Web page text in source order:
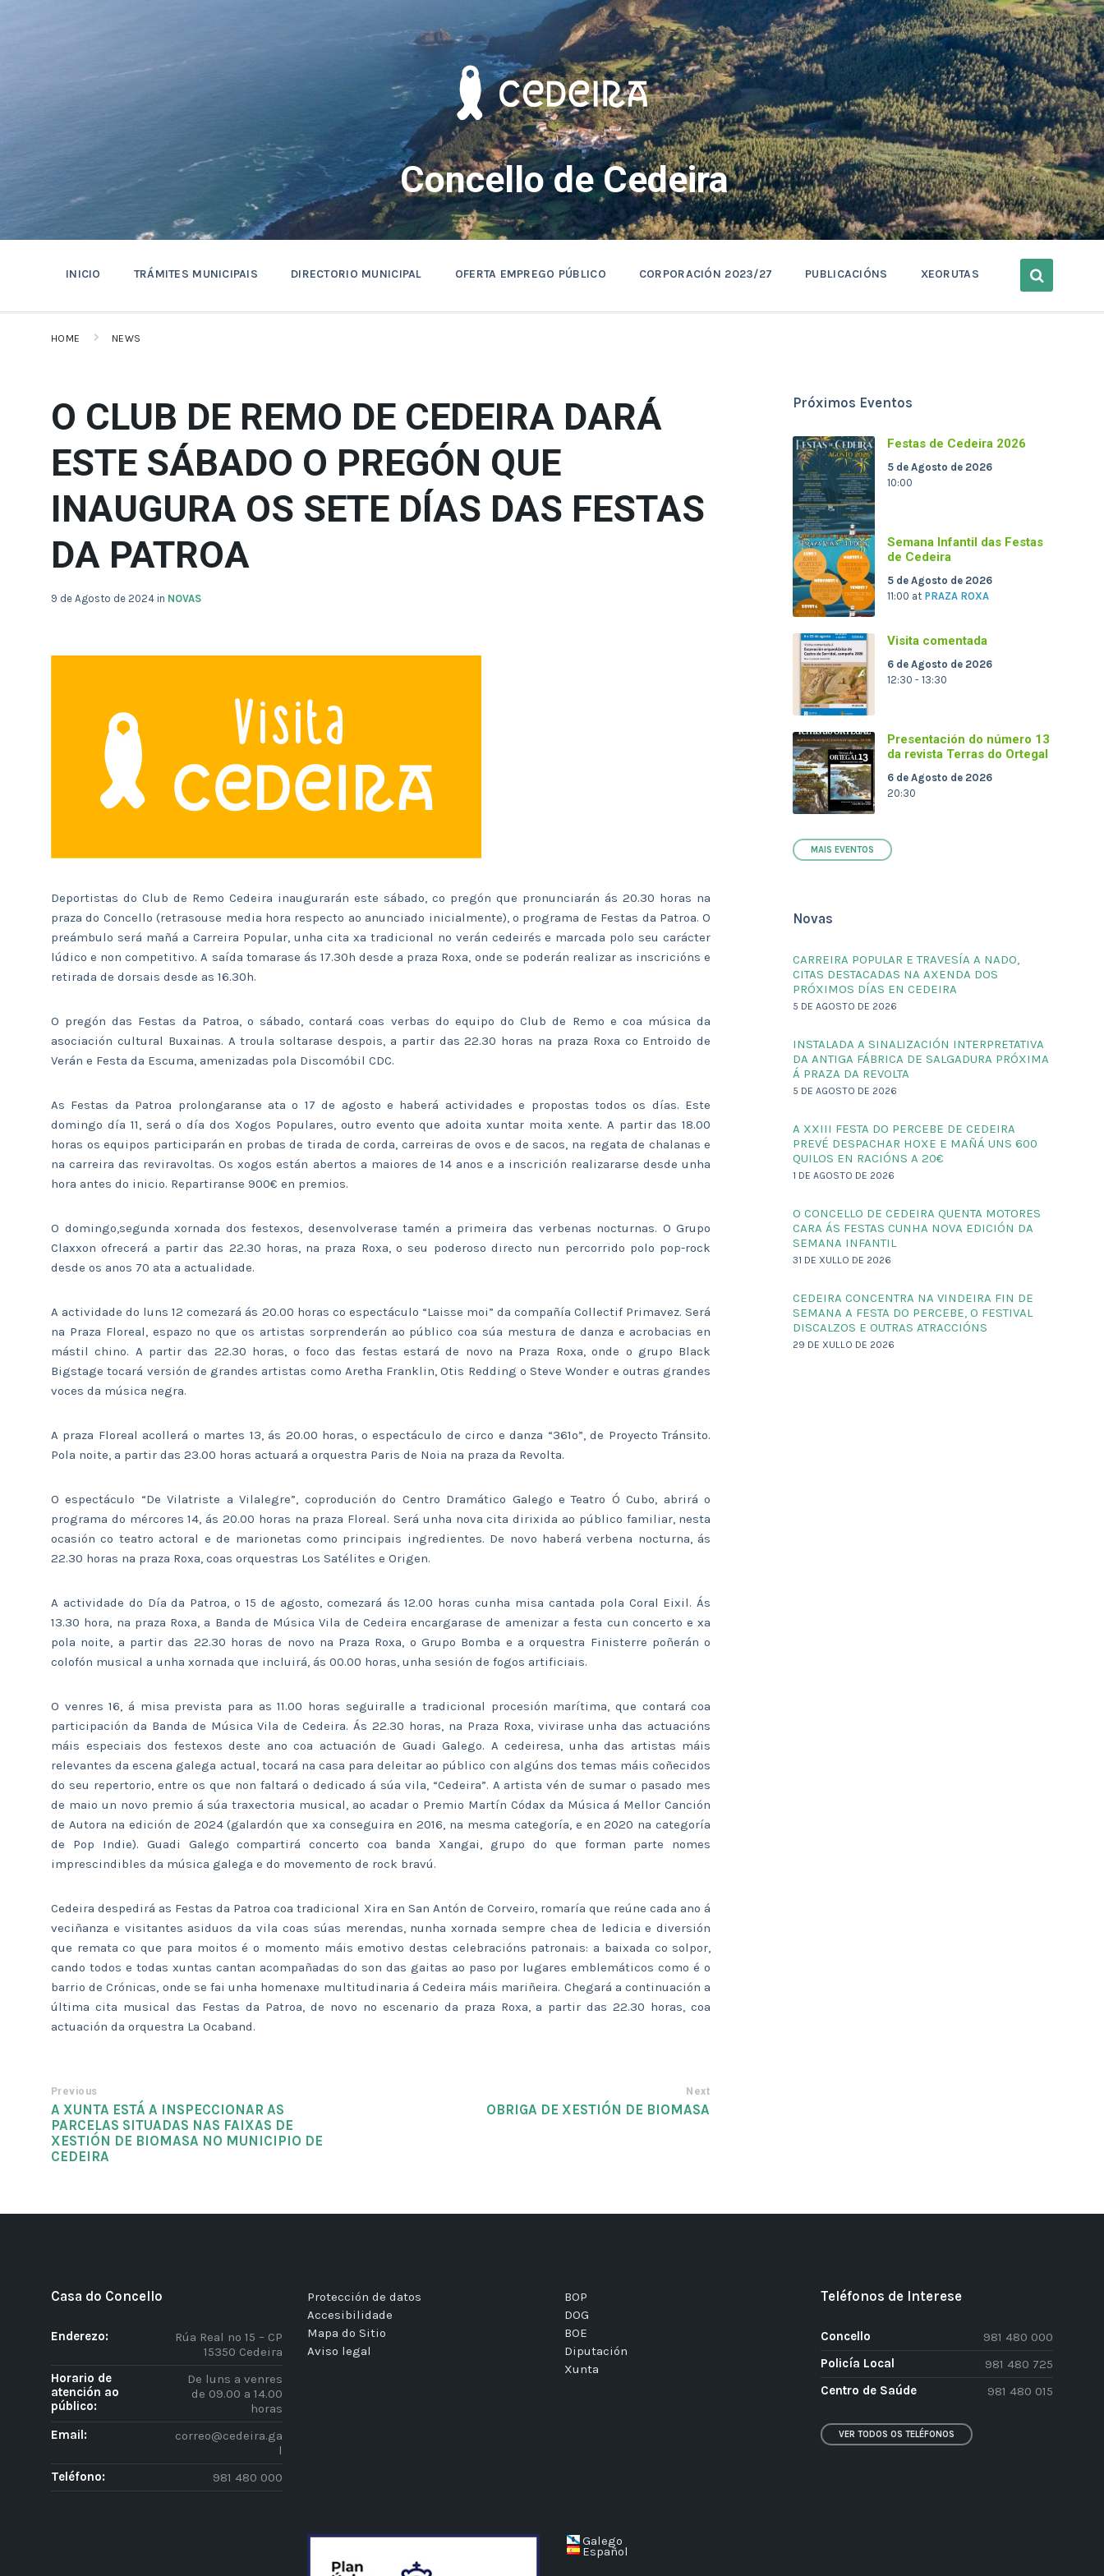
Concello de Cedeira
INICIO TRÁMITES MUNICIPAIS DIRECTORIO MUNICIPAL OFERTA EMPREGO PÚBLICO CORPORACIÓN 2023/27 PUBLICACIÓNS XEORUTAS
HOME NEWS
O CLUB DE REMO DE CEDEIRA DARÁ
ESTE SÁBADO O PREGÓN QUE
INAUGURA OS SETE DÍAS DAS FESTAS
DA PATROA
9 de Agosto de 2024 in NOVAS
Deportistas do Club de Remo Cedeira inaugurarán este sábado, co pregón que pronunciarán ás 20.30 horas na
praza do Concello (retrasouse media hora respecto ao anunciado inicialmente), o programa de Festas da Patroa. O
preámbulo será mañá a Carreira Popular, unha cita xa tradicional no verán cedeirés e marcada polo seu carácter
lúdico e non competitivo. A saída tomarase ás 17.30h desde a praza Roxa, onde se poderán realizar as inscricións e
retirada de dorsais desde as 16.30h.
O pregón das Festas da Patroa, o sábado, contará coas verbas do equipo do Club de Remo e coa música da
asociación cultural Buxainas. A troula soltarase despois, a partir das 22.30 horas na praza Roxa co Entroido de
Verán e Festa da Escuma, amenizadas pola Discomóbil CDC.
As Festas da Patroa prolongaranse ata o 17 de agosto e haberá actividades e propostas todos os días. Este
domingo día 11, será o día dos Xogos Populares, outro evento que adoita xuntar moita xente. A partir das 18.00
horas os equipos participarán en probas de tirada de corda, carreiras de ovos e de sacos, na regata de chalanas e
na carreira das reviravoltas. Os xogos están abertos a maiores de 14 anos e a inscrición realizararse desde unha
hora antes do inicio. Repartiranse 900€ en premios.
O domingo,segunda xornada dos festexos, desenvolverase tamén a primeira das verbenas nocturnas. O Grupo
Claxxon ofrecerá a partir das 22.30 horas, na praza Roxa, o seu poderoso directo nun percorrido polo pop-rock
desde os anos 70 ata a actualidade.
A actividade do luns 12 comezará ás 20.00 horas co espectáculo “Laisse moi” da compañía Collectif Primavez. Será
na Praza Floreal, espazo no que os artistas sorprenderán ao público coa súa mestura de danza e acrobacias en
mástil chino. A partir das 22.30 horas, o foco das festas estará de novo na Praza Roxa, onde o grupo Black
Bigstage tocará versión de grandes artistas como Aretha Franklin, Otis Redding o Steve Wonder e outras grandes
voces da música negra.
A praza Floreal acollerá o martes 13, ás 20.00 horas, o espectáculo de circo e danza “361º”, de Proyecto Tránsito.
Pola noite, a partir das 23.00 horas actuará a orquestra Paris de Noia na praza da Revolta.
O espectáculo “De Vilatriste a Vilalegre”, coprodución do Centro Dramático Galego e Teatro Ó Cubo, abrirá o
programa do mércores 14, ás 20.00 horas na praza Floreal. Será unha nova cita dirixida ao público familiar, nesta
ocasión co teatro actoral e de marionetas como principais ingredientes. De novo haberá verbena nocturna, ás
22.30 horas na praza Roxa, coas orquestras Los Satélites e Origen.
A actividade do Día da Patroa, o 15 de agosto, comezará ás 12.00 horas cunha misa cantada pola Coral Eixil. Ás
13.30 hora, na praza Roxa, a Banda de Música Vila de Cedeira encargarase de amenizar a festa cun concerto e xa
pola noite, a partir das 22.30 horas de novo na Praza Roxa, o Grupo Bomba e a orquestra Finisterre poñerán o
colofón musical a unha xornada que incluirá, ás 00.00 horas, unha sesión de fogos artificiais.
O venres 16, á misa prevista para as 11.00 horas seguiralle a tradicional procesión marítima, que contará coa
participación da Banda de Música Vila de Cedeira. Ás 22.30 horas, na Praza Roxa, vivirase unha das actuacións
máis especiais dos festexos deste ano coa actuación de Guadi Galego. A cedeiresa, unha das artistas máis
relevantes da escena galega actual, tocará na casa para deleitar ao público con algúns dos temas máis coñecidos
do seu repertorio, entre os que non faltará o dedicado á súa vila, “Cedeira”. A artista vén de sumar o pasado mes
de maio un novo premio á súa traxectoria musical, ao acadar o Premio Martín Códax da Música á Mellor Canción
de Autora na edición de 2024 (galardón que xa conseguira en 2016, na mesma categoría, e en 2020 na categoría
de Pop Indie). Guadi Galego compartirá concerto coa banda Xangai, grupo do que forman parte nomes
imprescindibles da música galega e do movemento de rock bravú.
Cedeira despedirá as Festas da Patroa coa tradicional Xira en San Antón de Corveiro, romaría que reúne cada ano á
veciñanza e visitantes asiduos da vila coas súas merendas, nunha xornada sempre chea de ledicia e diversión
que remata co que para moitos é o momento máis emotivo destas celebracións patronais: a baixada co solpor,
cando todos e todas xuntas cantan acompañadas do son das gaitas ao paso por lugares emblemáticos como é o
barrio de Crónicas, onde se fai unha homenaxe multitudinaria á Cedeira máis mariñeira. Chegará a continuación a
última cita musical das Festas da Patroa, de novo no escenario da praza Roxa, a partir das 22.30 horas, coa
actuación da orquestra La Ocaband.
Previous
A XUNTA ESTÁ A INSPECCIONAR AS
PARCELAS SITUADAS NAS FAIXAS DE
XESTIÓN DE BIOMASA NO MUNICIPIO DE
CEDEIRA
Next
OBRIGA DE XESTIÓN DE BIOMASA
Próximos Eventos
Festas de Cedeira 2026
5 de Agosto de 2026
10:00
Semana Infantil das Festas
de Cedeira
5 de Agosto de 2026
11:00 at PRAZA ROXA
Visita comentada
6 de Agosto de 2026
12:30 - 13:30
Presentación do número 13
da revista Terras do Ortegal
6 de Agosto de 2026
20:30
MAIS EVENTOS
Novas
CARREIRA POPULAR E TRAVESÍA A NADO,
CITAS DESTACADAS NA AXENDA DOS
PRÓXIMOS DÍAS EN CEDEIRA
5 DE AGOSTO DE 2026
INSTALADA A SINALIZACIÓN INTERPRETATIVA
DA ANTIGA FÁBRICA DE SALGADURA PRÓXIMA
Á PRAZA DA REVOLTA
5 DE AGOSTO DE 2026
A XXIII FESTA DO PERCEBE DE CEDEIRA
PREVÉ DESPACHAR HOXE E MAÑÁ UNS 600
QUILOS EN RACIÓNS A 20€
1 DE AGOSTO DE 2026
O CONCELLO DE CEDEIRA QUENTA MOTORES
CARA ÁS FESTAS CUNHA NOVA EDICIÓN DA
SEMANA INFANTIL
31 DE XULLO DE 2026
CEDEIRA CONCENTRA NA VINDEIRA FIN DE
SEMANA A FESTA DO PERCEBE, O FESTIVAL
DISCALZOS E OUTRAS ATRACCIÓNS
29 DE XULLO DE 2026
Casa do Concello
Enderezo:
Rúa Real nº 15 – CP
15350 Cedeira
Horario de
atención ao
público:
De luns a venres
de 09.00 a 14.00
horas
Email:
correo@cedeira.ga
l
Teléfono:
981 480 000
Protección de datos
Accesibilidade
Mapa do Sitio
Aviso legal
BOP
DOG
BOE
Diputación
Xunta
Teléfonos de Interese
Concello
981 480 000
Policía Local
981 480 725
Centro de Saúde
981 480 015
VER TODOS OS TELÉFONOS
Galego
Español